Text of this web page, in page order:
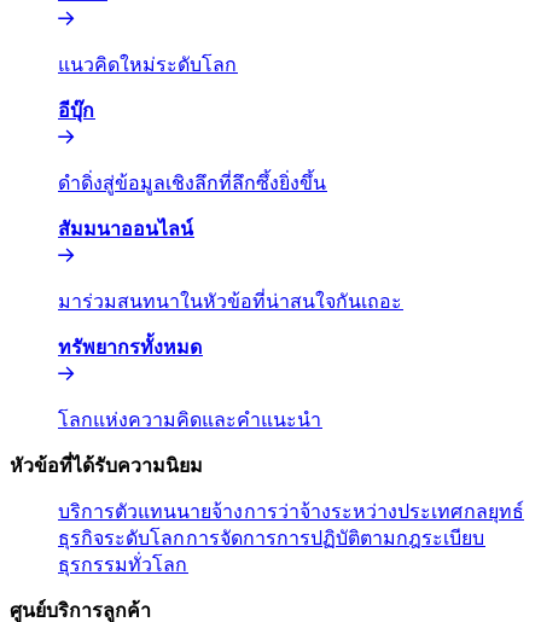
แนวคิดใหม่ระดับโลก​​
อีบุ๊ก​​
ดำดิ่งสู่ข้อมูลเชิงลึกที่ลึกซึ้งยิ่งขึ้น​​
สัมมนาออนไลน์​​
มาร่วมสนทนาในหัวข้อที่น่าสนใจกันเถอะ​​
ทรัพยากรทั้งหมด​​
โลกแห่งความคิดและคำแนะนำ​​
หัวข้อที่ได้รับความนิยม​​
บริการตัวแทนนายจ้าง​​การว่าจ้างระหว่างประเทศ​​กลยุทธ์
ธุรกิจระดับโลก​​การจัดการการปฏิบัติตามกฎระเบียบ​​
ธุรกรรมทั่วโลก​​
ศูนย์บริการลูกค้า​​